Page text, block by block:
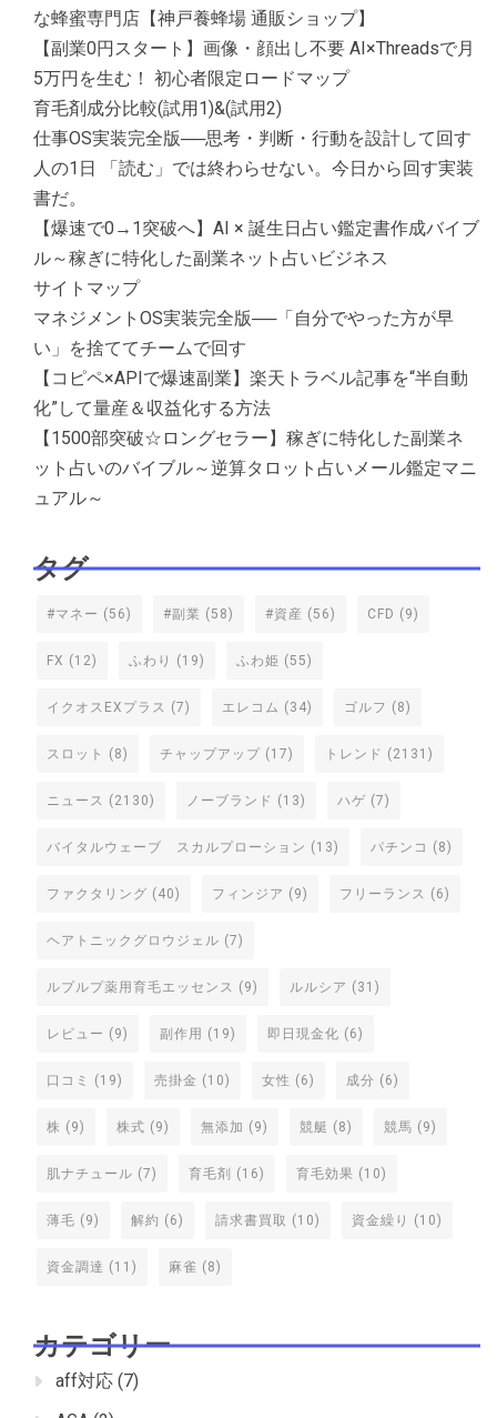
な蜂蜜専門店【神戸養蜂場 通販ショップ】
【副業0円スタート】画像・顔出し不要 AI×Threadsで月
5万円を生む！ 初心者限定ロードマップ
育毛剤成分比較(試用1)&(試用2)
仕事OS実装完全版──思考・判断・行動を設計して回す
人の1日 「読む」では終わらせない。今日から回す実装
書だ。
【爆速で0→1突破へ】AI × 誕生日占い鑑定書作成バイブ
ル～稼ぎに特化した副業ネット占いビジネス
サイトマップ
マネジメントOS実装完全版──「自分でやった方が早
い」を捨ててチームで回す
【コピペ×APIで爆速副業】楽天トラベル記事を“半自動
化”して量産＆収益化する方法
【1500部突破☆ロングセラー】稼ぎに特化した副業ネ
ット占いのバイブル～逆算タロット占いメール鑑定マニ
ュアル～
タグ
#マネー (56) #副業 (58) #資産 (56) CFD (9)
FX (12) ふわり (19) ふわ姫 (55)
イクオスEXプラス (7) エレコム (34) ゴルフ (8)
スロット (8) チャップアップ (17) トレンド (2131)
ニュース (2130) ノーブランド (13) ハゲ (7)
バイタルウェーブ スカルプローション (13) パチンコ (8)
ファクタリング (40) フィンジア (9) フリーランス (6)
ヘアトニックグロウジェル (7)
ルプルプ薬用育毛エッセンス (9) ルルシア (31)
レビュー (9) 副作用 (19) 即日現金化 (6)
口コミ (19) 売掛金 (10) 女性 (6) 成分 (6)
株 (9) 株式 (9) 無添加 (9) 競艇 (8) 競馬 (9)
肌ナチュール (7) 育毛剤 (16) 育毛効果 (10)
薄毛 (9) 解約 (6) 請求書買取 (10) 資金繰り (10)
資金調達 (11) 麻雀 (8)
カテゴリー
aff対応 (7)